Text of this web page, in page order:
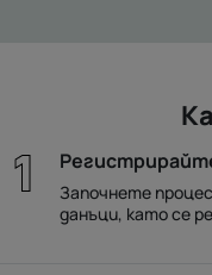
Започнете
данъци, като се